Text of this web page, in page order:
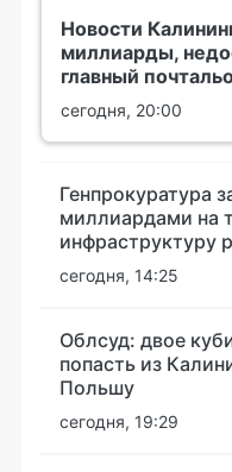
Новости
миллиарды,
главный
сегодня, 20:00
Генпрокуратура
миллиардами на
инфраструктуру
сегодня, 14:25
Облсуд: двое
попасть из
Польшу
сегодня, 19:29